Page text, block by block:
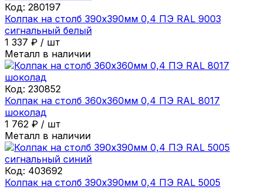
Код: 280197
Колпак на столб 390х390мм 0,4 ПЭ RAL 9003
сигнальный белый
1 337 ₽ / шт
Металл в наличии
Код: 230852
Колпак на столб 360х360мм 0,4 ПЭ RAL 8017
шоколад
1 762 ₽ / шт
Металл в наличии
Код: 403692
Колпак на столб 390х390мм 0,4 ПЭ RAL 5005